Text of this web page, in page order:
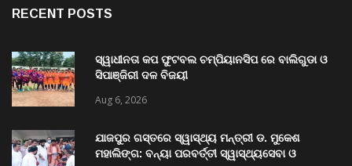
RECENT POSTS
ସ୍ୱାଧୀନତା କପ ଫୁଟବଲ ଚମ୍ପିୟାନସିପ ରେ ବାଲିଗୁଡା ଓ
ସିପାଞ୍ଜିରୀ ଦଳ ବିଜୟୀ
Aug 6, 2026
ଯାଜପୁର ଗସ୍ତରେ ସ୍ୱାସ୍ଥ୍ୟ ମନ୍ତ୍ରୀ ଡ. ମୁକେଶ
ମହାଲିଙ୍ଗ: ବନ୍ୟା ପରବର୍ତ୍ତୀ ସ୍ୱାସ୍ଥ୍ୟସେବା ଓ